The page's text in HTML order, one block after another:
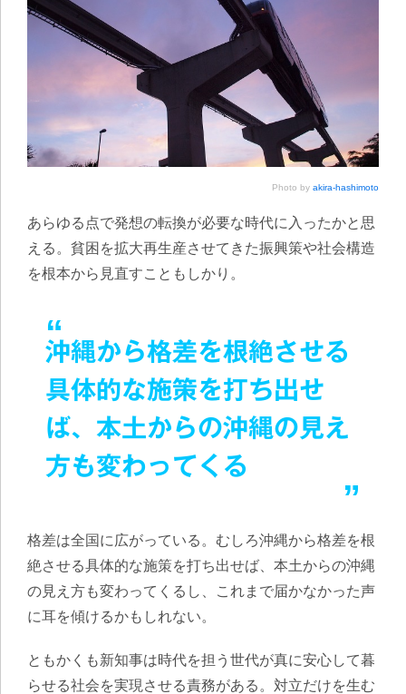
Photo by akira-hashimoto
あらゆる点で発想の転換が必要な時代に入ったかと思
える。貧困を拡大再生産させてきた振興策や社会構造
を根本から見直すこともしかり。
沖縄から格差を根絶させる
具体的な施策を打ち出せ
ば、本土からの沖縄の見え
方も変わってくる
格差は全国に広がっている。むしろ沖縄から格差を根
絶させる具体的な施策を打ち出せば、本土からの沖縄
の見え方も変わってくるし、これまで届かなかった声
に耳を傾けるかもしれない。
ともかくも新知事は時代を担う世代が真に安心して暮
らせる社会を実現させる責務がある。対立だけを生む